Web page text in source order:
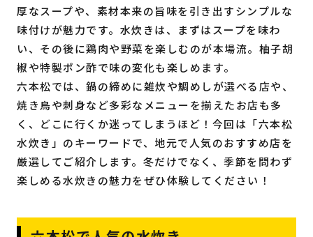
厚なスープや、素材本来の旨味を引き出すシンプルな
味付けが魅力です。水炊きは、まずはスープを味わ
い、その後に鶏肉や野菜を楽しむのが本場流。柚子胡
椒や特製ポン酢で味の変化も楽しめます。
六本松では、鍋の締めに雑炊や鯛めしが選べる店や、
焼き鳥や刺身など多彩なメニューを揃えたお店も多
く、どこに行くか迷ってしまうほど！今回は「六本松
水炊き」のキーワードで、地元で人気のおすすめ店を
厳選してご紹介します。冬だけでなく、季節を問わず
楽しめる水炊きの魅力をぜひ体験してください！